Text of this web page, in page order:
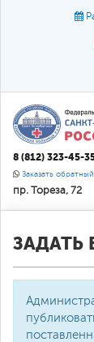
8 (812) 323-45-
Заказать
пр. Тореза, 72
ЗАДАТЬ